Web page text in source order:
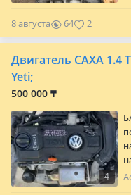
8 августа 64 2
Двигатель CAXA 1.4
Yeti;
500 000 ₸
4